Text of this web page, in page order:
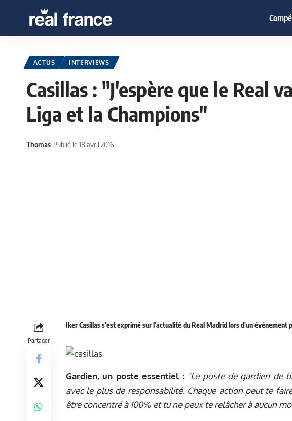
ACTUS INTERVIEWS
Casillas : "J'espère que le Real
Liga et la Champions"
Thomas Publié le 18 avril 2016
Partager
Iker Casillas s'est exprimé sur l'actualité du Real Madrid lors d'un événement
Gardien, un poste essentiel : "Le poste de gardien de
avec le plus de responsabilité. Chaque action peut te
être concentré à 100% et tu ne peux te relâcher à aucun